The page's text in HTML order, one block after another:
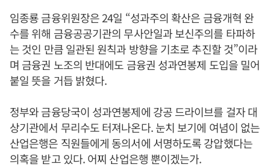
임종룡 금융위원장은 24일 “성과주의 확산은 금융개혁 완
수를 위해 금융공공기관의 무사안일과 보신주의를 타파하
는 것인 만큼 일관된 원칙과 방향을 기초로 추진할 것”이라
며 금융권 노조의 반대에도 금융권 성과연봉제 도입을 밀어
붙일 뜻을 거듭 밝혔다.
정부와 금융당국이 성과연봉제에 강공 드라이브를 걸자 대
상기관에서 무리수도 터져나온다. 눈치 보기에 여념이 없는
산업은행은 직원들에게 동의서에 서명하도록 강압했다는
의혹을 받고 있다. 어찌 산업은행 뿐이겠는가.